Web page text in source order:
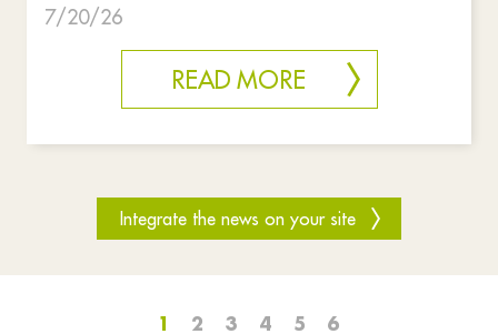
7/20/26
READ MORE
Integrate the news on your site
1 2 3 4 5 6